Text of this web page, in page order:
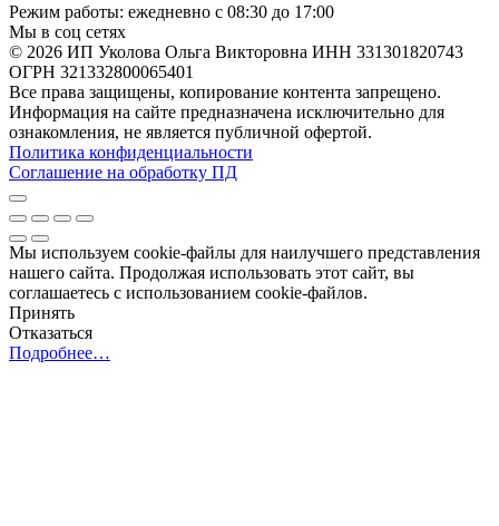
Режим работы: ежедневно с 08:30 до 17:00
Мы в соц сетях
© 2026 ИП Уколова Ольга Викторовна ИНН 331301820743
ОГРН 321332800065401
Все права защищены, копирование контента запрещено.
Информация на сайте предназначена исключительно для
ознакомления, не является публичной офертой.
Политика конфиденциальности
Соглашение на обработку ПД
Мы используем cookie-файлы для наилучшего представления
нашего сайта. Продолжая использовать этот сайт, вы
соглашаетесь с использованием cookie-файлов.
Принять
Отказаться
Подробнее…